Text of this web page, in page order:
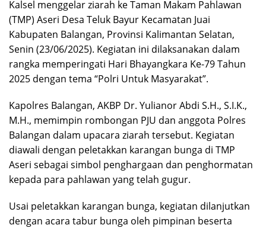
Kalsel menggelar ziarah ke Taman Makam Pahlawan
(TMP) Aseri Desa Teluk Bayur Kecamatan Juai
Kabupaten Balangan, Provinsi Kalimantan Selatan,
Senin (23/06/2025). Kegiatan ini dilaksanakan dalam
rangka memperingati Hari Bhayangkara Ke-79 Tahun
2025 dengan tema “Polri Untuk Masyarakat”.
Kapolres Balangan, AKBP Dr. Yulianor Abdi S.H., S.I.K.,
M.H., memimpin rombongan PJU dan anggota Polres
Balangan dalam upacara ziarah tersebut. Kegiatan
diawali dengan peletakkan karangan bunga di TMP
Aseri sebagai simbol penghargaan dan penghormatan
kepada para pahlawan yang telah gugur.
Usai peletakkan karangan bunga, kegiatan dilanjutkan
dengan acara tabur bunga oleh pimpinan beserta